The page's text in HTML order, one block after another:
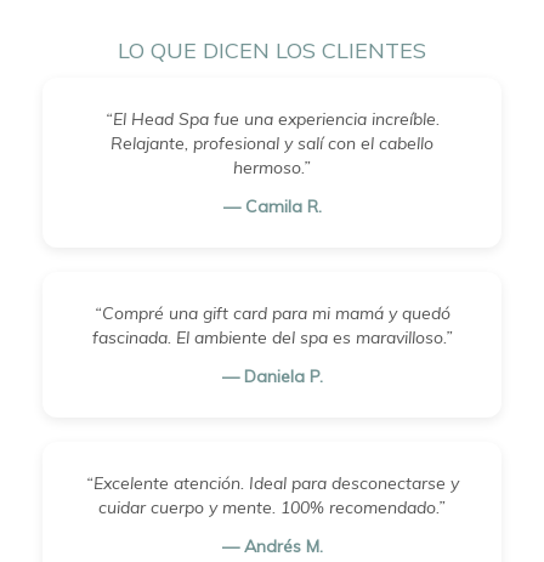
LO QUE DICEN LOS CLIENTES
“El Head Spa fue una experiencia increíble.
Relajante, profesional y salí con el cabello
hermoso.”
— Camila R.
“Compré una gift card para mi mamá y quedó
fascinada. El ambiente del spa es maravilloso.”
— Daniela P.
“Excelente atención. Ideal para desconectarse y
cuidar cuerpo y mente. 100% recomendado.”
— Andrés M.